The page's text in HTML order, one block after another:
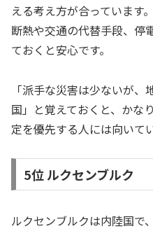
える考え方が合っています
断熱や交通の代替手段、停
ておくと安心です。
「派手な災害は少ないが
国」と覚えておくと、かな
定を優先する人には向いて
5位 ルクセンブルク
ルクセンブルクは内陸国で